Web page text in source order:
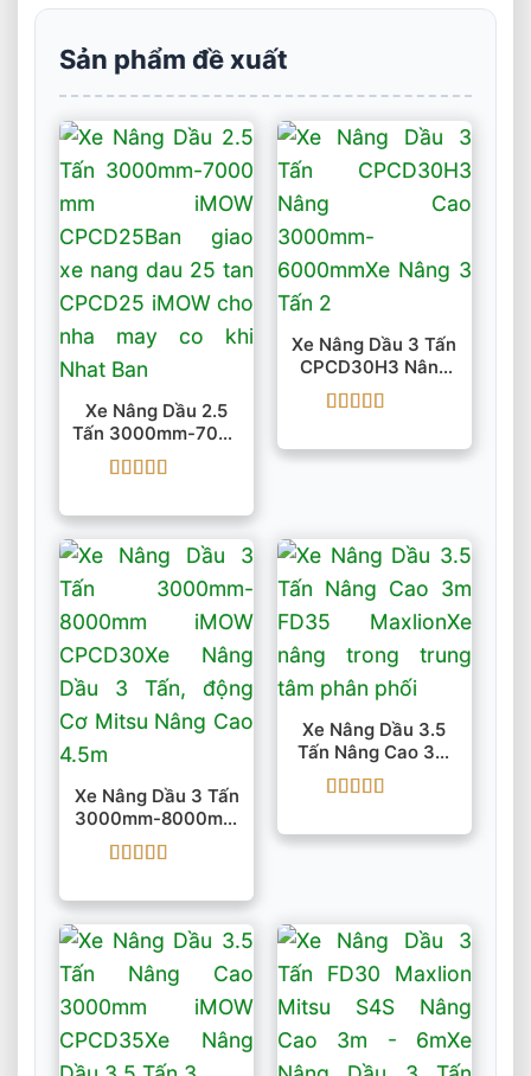
Sản phẩm đề xuất
Xe Nâng Dầu 2.5
Tấn 3000mm-7000
Mm IMOW CPCD25
hạng55 sao
Xe Nâng Dầu 3 Tấn
CPCD30H3 Nâng
Cao 3000mm-
6000mm
hạng55 sao
Xe Nâng Dầu 3 Tấn
3000mm-8000mm
IMOW CPCD30
hạng55 sao
Xe Nâng Dầu 3.5
Tấn Nâng Cao 3m
FD35 Maxlion
hạng55 sao